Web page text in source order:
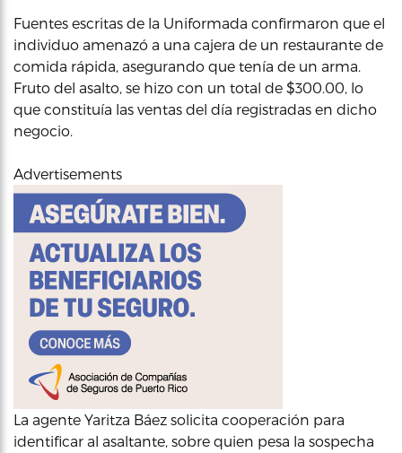
Fuentes escritas de la Uniformada confirmaron que el
individuo amenazó a una cajera de un restaurante de
comida rápida, asegurando que tenía de un arma.
Fruto del asalto, se hizo con un total de $300.00, lo
que constituía las ventas del día registradas en dicho
negocio.
Advertisements
La agente Yaritza Báez solicita cooperación para
identificar al asaltante, sobre quien pesa la sospecha